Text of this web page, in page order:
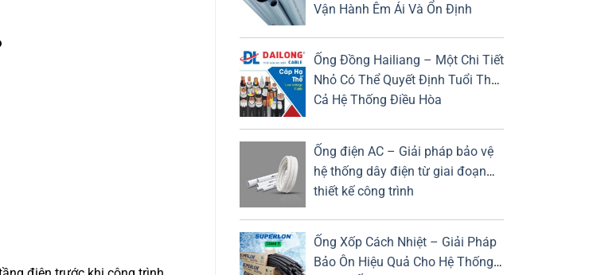
Vận Hành Êm Ái Và Ổn Định
Ống Đồng Hailiang – Một Chi Tiết
Nhỏ Có Thể Quyết Định Tuổi Thọ
Cả Hệ Thống Điều Hòa
Ống điện AC – Giải pháp bảo vệ
hệ thống dây điện từ giai đoạn
thiết kế công trình
Ống Xốp Cách Nhiệt – Giải Pháp
Bảo Ôn Hiệu Quả Cho Hệ Thống